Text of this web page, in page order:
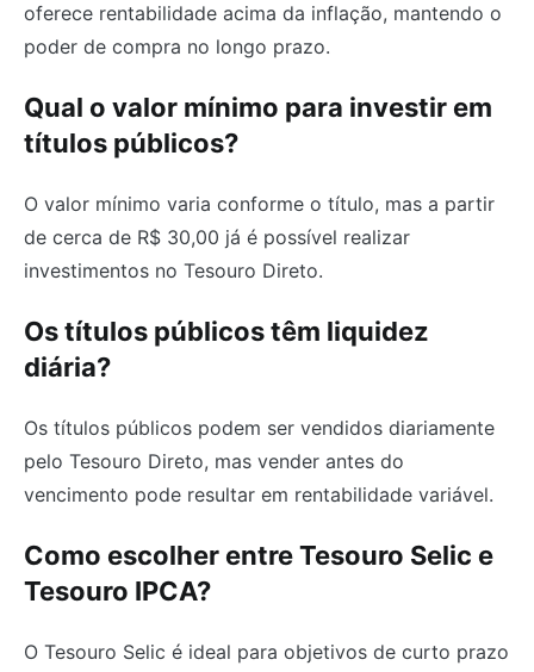
oferece rentabilidade acima da inflação, mantendo o
poder de compra no longo prazo.
Qual o valor mínimo para investir em
títulos públicos?
O valor mínimo varia conforme o título, mas a partir
de cerca de R$ 30,00 já é possível realizar
investimentos no Tesouro Direto.
Os títulos públicos têm liquidez
diária?
Os títulos públicos podem ser vendidos diariamente
pelo Tesouro Direto, mas vender antes do
vencimento pode resultar em rentabilidade variável.
Como escolher entre Tesouro Selic e
Tesouro IPCA?
O Tesouro Selic é ideal para objetivos de curto prazo